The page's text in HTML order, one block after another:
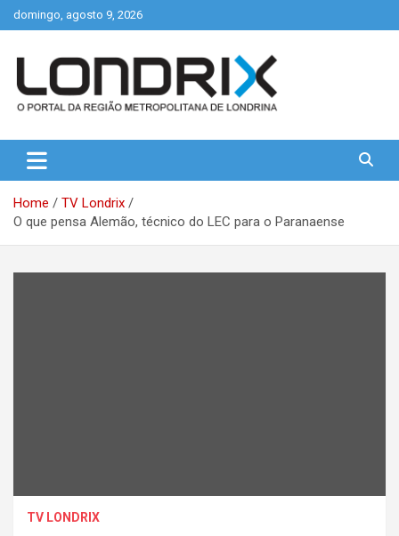
Skip
to
domingo, agosto 9, 2026
Londrix
Home
TV Londrix
O que pensa Alemão, técnico do LEC para o Paranaense
TV LONDRIX